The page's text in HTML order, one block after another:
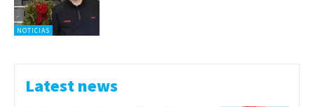
NOTICIAS
Latest news